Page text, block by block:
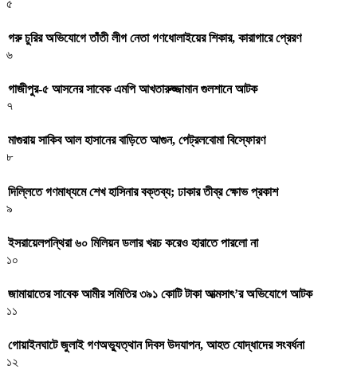
৫
গরু চুরির অভিযোগে তাঁতী লীগ নেতা গণধোলাইয়ের শিকার, কারাগারে প্রেরণ
৬
গাজীপুর-৫ আসনের সাবেক এমপি আখতারুজ্জামান গুলশানে আটক
৭
মাগুরায় সাকিব আল হাসানের বাড়িতে আগুন, পেট্রলবোমা বিস্ফোরণ
৮
দিল্লিতে গণমাধ্যমে শেখ হাসিনার বক্তব্য; ঢাকার তীব্র ক্ষোভ প্রকাশ
৯
ইসরায়েলপন্থিরা ৬০ মিলিয়ন ডলার খরচ করেও হারাতে পারলো না
১০
জামায়াতের সাবেক আমীর সমিতির ৩৯১ কোটি টাকা আত্মসাৎ’র অভিযোগে আটক
১১
গোয়াইনঘাটে জুলাই গণঅভ্যুত্থান দিবস উদযাপন, আহত যোদ্ধাদের সংবর্ধনা
১২